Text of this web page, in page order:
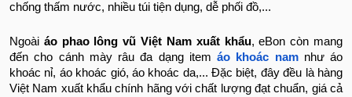
chống thấm nước, nhiều túi tiện dụng, dễ phối đồ,...
Ngoài áo phao lông vũ Việt Nam xuất khẩu, eBon còn mang
đến cho cánh mày râu đa dạng item áo khoác namnhư áo
khoác nỉ, áo khoác gió, áo khoác da,... Đặc biệt, đây đều là hàng
Việt Nam xuất khẩu chính hãng với chất lượng đạt chuẩn, giá cả